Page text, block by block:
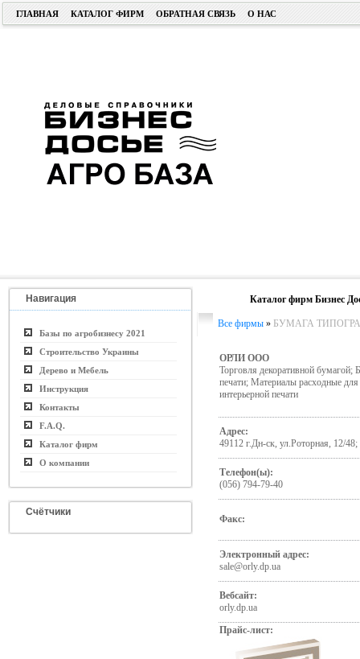
ГЛАВНАЯ КАТАЛОГ ФИРМ ОБРАТНАЯ СВЯЗЬ О НАС
Навигация
Базы по агробизнесу 2021
Строительство Украины
Дерево и Мебель
Инструкция
Контакты
F.A.Q.
Каталог фирм
О компании
Счётчики
Каталог фирм Бизнес
Все фирмы » БУМАГА
ОРЛИ ООО
Торговля декоративной
печати; Материалы расходные
интерьерной печати
Адрес:
49112 г.Дн-ск, ул.Роторная, 12/
Телефон(ы):
(056) 794-79-40
Факс:
Электронный адрес:
sale@orly.dp.ua
Вебсайт:
orly.dp.ua
Прайс-лист: